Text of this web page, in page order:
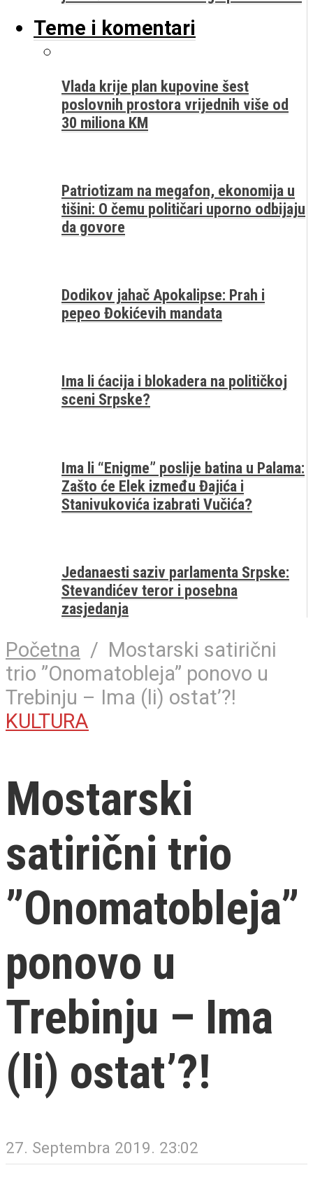
Teme i komentari
Vlada krije plan kupovine šest
poslovnih prostora vrijednih više od
30 miliona KM
Patriotizam na megafon, ekonomija u
tišini: O čemu političari uporno odbijaju
da govore
Dodikov jahač Apokalipse: Prah i
pepeo Đokićevih mandata
Ima li ćacija i blokadera na političkoj
sceni Srpske?
Ima li “Enigme” poslije batina u Palama:
Zašto će Elek između Đajića i
Stanivukovića izabrati Vučića?
Jedanaesti saziv parlamenta Srpske:
Stevandićev teror i posebna
zasjedanja
Početna / Mostarski satirični
trio ”Onomatobleja” ponovo u
Trebinju – Ima (li) ostat’?!
KULTURA
Mostarski
satirični trio
”Onomatobleja”
ponovo u
Trebinju – Ima
(li) ostat’?!
27. Septembra 2019. 23:02